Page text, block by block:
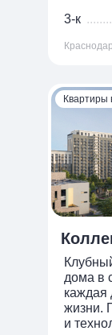
3-к
Квартиры
дома в
каждая
жизни.
и
Проекты
tender@office-
ЖК
«Форма»
ЖК
«Коллекция»
ЖК «ДОМ
101»
ЖК
«История-3»
ЖК
«История-2»
ЖК «ЭПОС»
ЖК «Новые
ЖР